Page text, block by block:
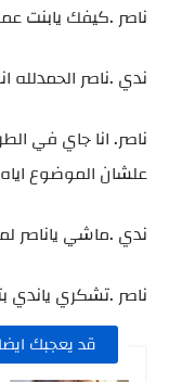
ناصر .كيفك يابنت
ندي .ناصر الحمدلله
ناصر. انا جاي في
علشان الموضوع
ندي .ماشي ياناصر
ناصر .تشكري ياندي
قد يعجبك ايضا